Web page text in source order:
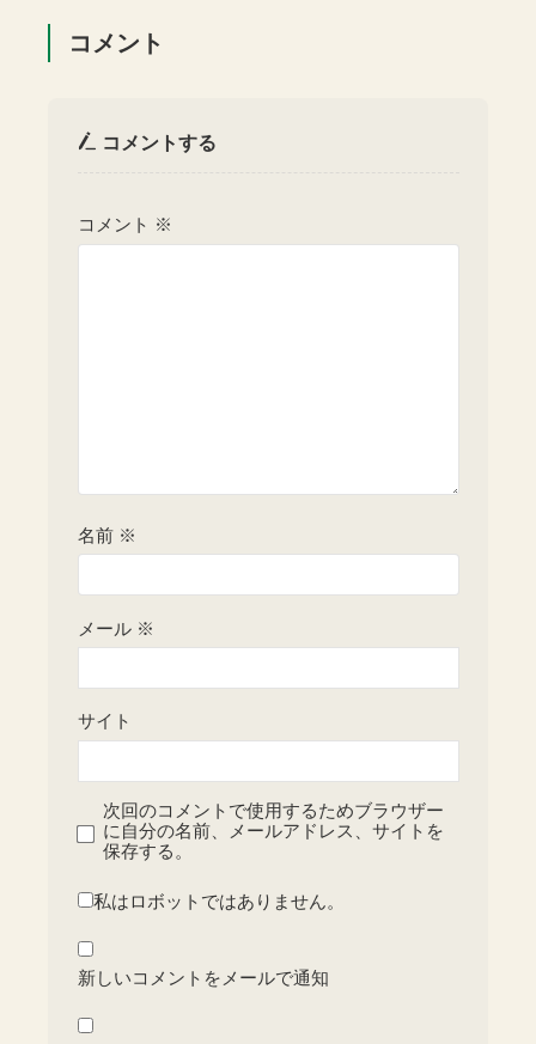
コメント
コメントする
コメント ※
名前 ※
メール ※
サイト
次回のコメントで使用するためブラウザー
に自分の名前、メールアドレス、サイトを
保存する。
私はロボットではありません。
新しいコメントをメールで通知